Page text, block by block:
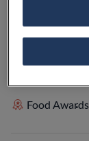
VEDI
VISIT
Food Awards